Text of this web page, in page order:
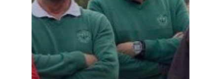
Castilla-La
Toledo
Sanidad